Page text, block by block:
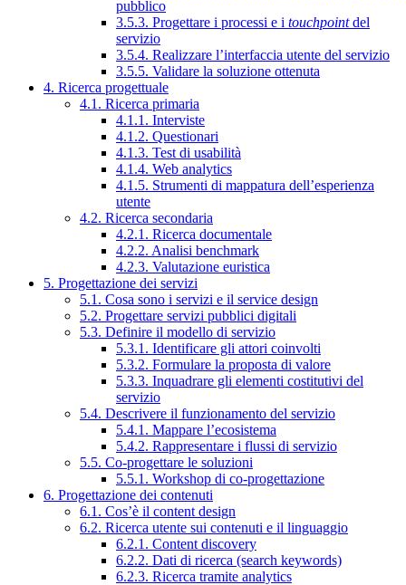
pubblico
3.5.3. Progettare i processi e i touchpointdel
servizio
3.5.4. Realizzare l’interfaccia utente del servizio
3.5.5. Validare la soluzione ottenuta
4. Ricerca progettuale
4.1. Ricerca primaria
4.1.1. Interviste
4.1.2. Questionari
4.1.3. Test di usabilità
4.1.4. Web analytics
4.1.5. Strumenti di mappatura dell’esperienza
utente
4.2. Ricerca secondaria
4.2.1. Ricerca documentale
4.2.2. Analisi benchmark
4.2.3. Valutazione euristica
5. Progettazione dei servizi
5.1. Cosa sono i servizi e il service design
5.2. Progettare servizi pubblici digitali
5.3. Definire il modello di servizio
5.3.1. Identificare gli attori coinvolti
5.3.2. Formulare la proposta di valore
5.3.3. Inquadrare gli elementi costitutivi del
servizio
5.4. Descrivere il funzionamento del servizio
5.4.1. Mappare l’ecosistema
5.4.2. Rappresentare i flussi di servizio
5.5. Co-progettare le soluzioni
5.5.1. Workshop di co-progettazione
6. Progettazione dei contenuti
6.1. Cos’è il content design
6.2. Ricerca utente sui contenuti e il linguaggio
6.2.1. Content discovery
6.2.2. Dati di ricerca (search keywords)
6.2.3. Ricerca tramite analytics